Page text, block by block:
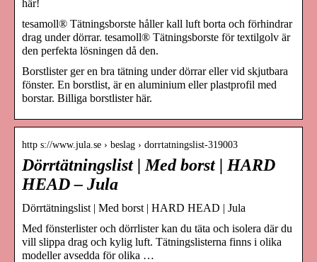
här!
tesamoll® Tätningsborste håller kall luft borta och förhindrar
drag under dörrar. tesamoll® Tätningsborste för textilgolv är
den perfekta lösningen då den.
Borstlister ger en bra tätning under dörrar eller vid skjutbara
fönster. En borstlist, är en aluminium eller plastprofil med
borstar. Billiga borstlister här.
http s://www.jula.se › beslag › dorrtatningslist-319003
Dörrtätningslist | Med borst | HARD
HEAD – Jula
Dörrtätningslist | Med borst | HARD HEAD | Jula
Med fönsterlister och dörrlister kan du täta och isolera där du
vill slippa drag och kylig luft. Tätningslisterna finns i olika
modeller avsedda för olika …